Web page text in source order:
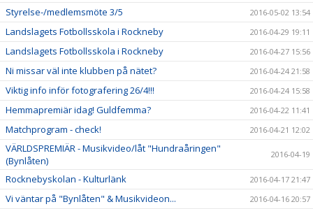
Styrelse-/medlemsmöte 3/5 2016-05-02 13:54
Landslagets Fotbollsskola i Rockneby 2016-04-29 19:11
Landslagets Fotbollsskola i Rockneby 2016-04-27 15:56
Ni missar väl inte klubben på nätet? 2016-04-24 21:58
Viktig info inför fotografering 26/4!!! 2016-04-24 15:58
Hemmapremiär idag! Guldfemma? 2016-04-22 11:41
Matchprogram - check! 2016-04-21 12:02
VÄRLDSPREMIÄR - Musikvideo/låt "Hundraåringen"
(Bynlåten)
2016-04-19
Rocknebyskolan - Kulturlänk 2016-04-17 21:47
Vi väntar på "Bynlåten" & Musikvideon... 2016-04-16 20:57